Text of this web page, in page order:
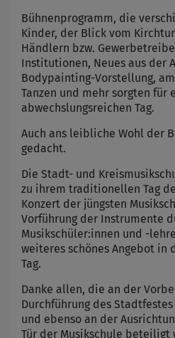
Bühnenprogramm, die
Kinder, der Blick vom
Händlern bzw.
Institutionen, Neues aus der
Bodypainting-Vorstellung,
Tanzen und mehr sorgten für
abwechslungsreichen Tag.
Auch ans leibliche Wohl der
gedacht.
Die Stadt- und
zu ihrem traditionellen Tag
Konzert der jüngsten
Vorführung der Instrumente
Musikschüler:innen und -
weiteres schönes Angebot in
Tag.
Danke allen, die an der
Durchführung des
und ebenso an der
Tür der Musikschule beteiligt